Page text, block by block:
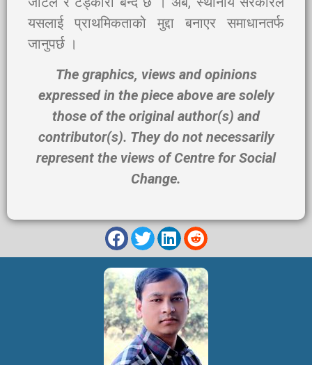
यसलाई प्राथमिकताको मुद्दा बनाएर समाधानतर्फ
जानुपर्छ ।
The graphics, views and opinions
expressed in the piece above are solely
those of the original author(s) and
contributor(s). They do not necessarily
represent the views ofCentre for Social
Change.